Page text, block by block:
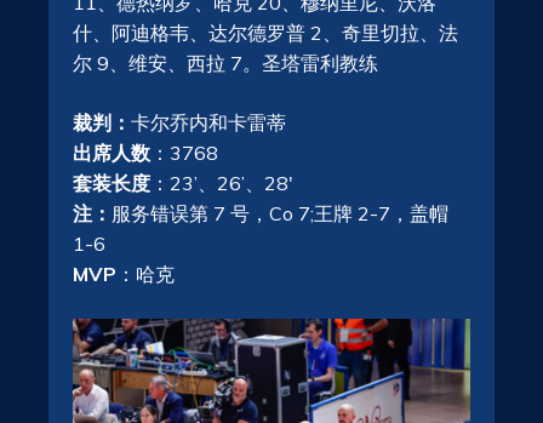
什、阿迪格韦、达尔德罗普 2、奇里切拉、法
尔 9、维安、西拉 7。圣塔雷利教练
裁判： 卡尔乔内和卡雷蒂
出席人数 ：3768
套装长度 ：23’、26’、28′
注： 服务错误第 7 号，Co 7;王牌 2-7，盖帽
1-6
MVP ：哈克